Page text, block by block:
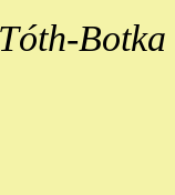
Botka